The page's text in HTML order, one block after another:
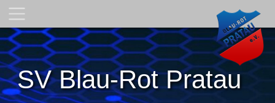
SV Blau-Rot Pratau